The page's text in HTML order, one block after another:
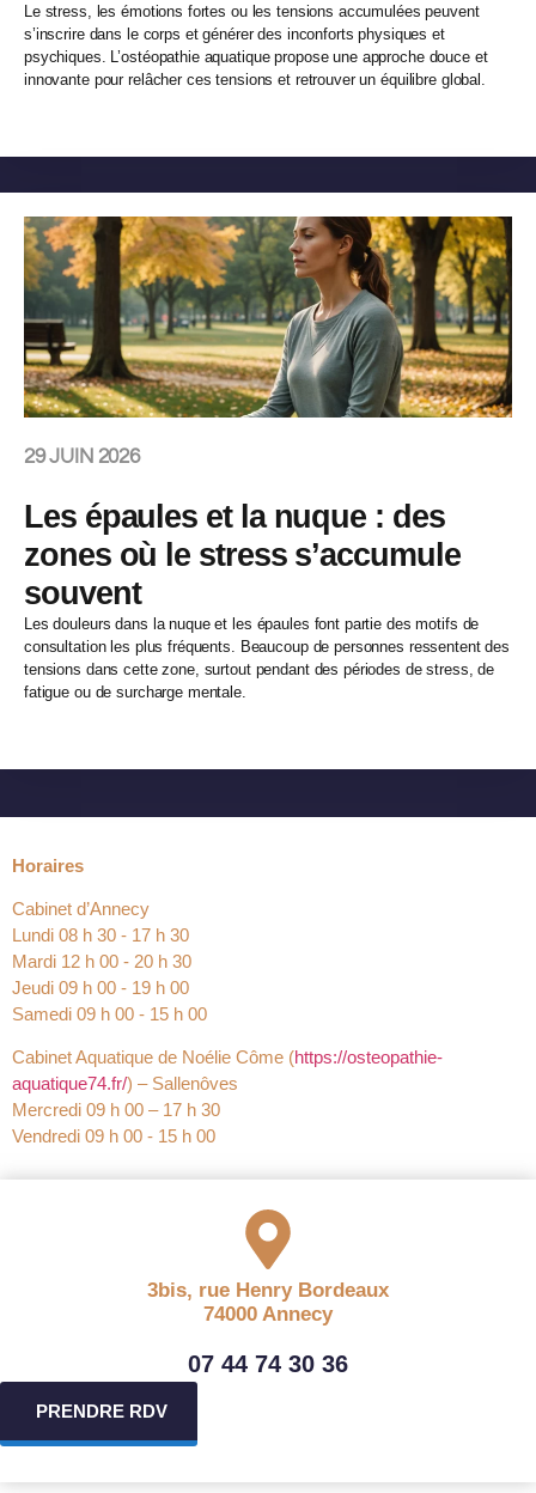
Le stress, les émotions fortes ou les tensions accumulées peuvent
s’inscrire dans le corps et générer des inconforts physiques et
psychiques. L’ostéopathie aquatique propose une approche douce et
innovante pour relâcher ces tensions et retrouver un équilibre global.
29 JUIN 2026
Les épaules et la nuque : des
zones où le stress s’accumule
souvent
Les douleurs dans la nuque et les épaules font partie des motifs de
consultation les plus fréquents. Beaucoup de personnes ressentent des
tensions dans cette zone, surtout pendant des périodes de stress, de
fatigue ou de surcharge mentale.
Horaires
Cabinet d’Annecy
Lundi 08 h 30 ‐ 17 h 30
Mardi 12 h 00 ‐ 20 h 30
Jeudi 09 h 00 ‐ 19 h 00
Samedi 09 h 00 ‐ 15 h 00
Cabinet Aquatique de Noélie Côme (https://osteopathie-
aquatique74.fr/) – Sallenôves
Mercredi 09 h 00 – 17 h 30
Vendredi 09 h 00 ‐ 15 h 00
3bis, rue Henry Bordeaux
74000 Annecy
07 44 74 30 36
PRENDRE RDV